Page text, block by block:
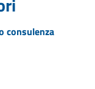
consulenza